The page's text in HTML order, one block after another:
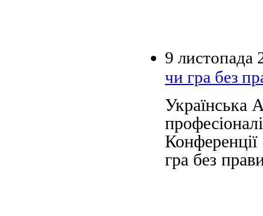
9 листопада
чи гра без
Українська
гра без